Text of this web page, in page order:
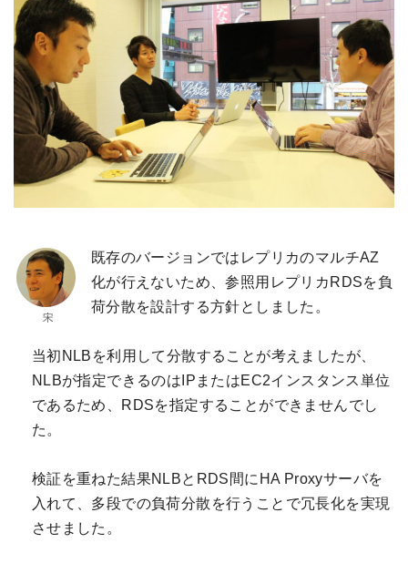
既存のバージョンではレプリカのマルチAZ
化が行えないため、参照用レプリカRDSを負
荷分散を設計する方針としました。
当初NLBを利用して分散することが考えましたが、
NLBが指定できるのはIPまたはEC2インスタンス単位
であるため、RDSを指定することができませんでし
た。
検証を重ねた結果NLBとRDS間にHA Proxyサーバを
入れて、多段での負荷分散を行うことで冗長化を実現
させました。